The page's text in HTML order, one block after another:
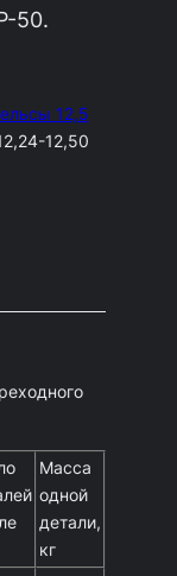
50.
12,5
12,50
Масса
одной
детали,
кг